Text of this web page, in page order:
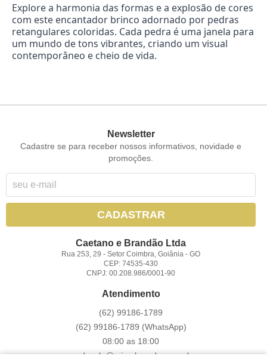
Explore a harmonia das formas e a explosão de cores
com este encantador brinco adornado por pedras
retangulares coloridas. Cada pedra é uma janela para
um mundo de tons vibrantes, criando um visual
contemporâneo e cheio de vida.
Newsletter
Cadastre se para receber nossos informativos, novidade e
promoções.
CADASTRAR
Caetano e Brandão Ltda
Rua 253, 29 -Setor Coimbra, Goiânia -GO
CEP: 74535-430
CNPJ: 00.208.986/0001-90
Atendimento
(62) 99186-1789
(62) 99186-1789 (WhatsApp)
08:00 as 18:00
vendasoln@miresbrandao.com.br